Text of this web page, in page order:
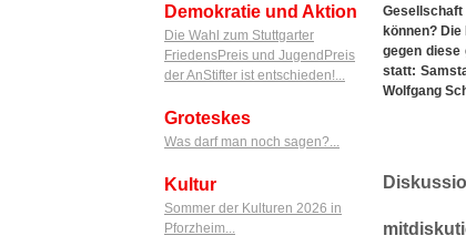
Demokratie und Aktion
Die Wahl zum Stuttgarter
FriedensPreis und JugendPreis
der AnStifter ist entschieden!...
Groteskes
Was darf man noch sagen?...
Kultur
Sommer der Kulturen 2026 in
Pforzheim...
können?
gegen diese
statt:
Wolfgang